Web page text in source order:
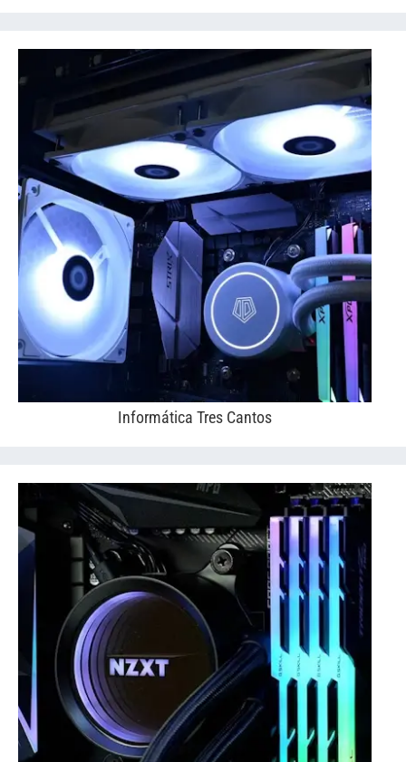
Informática Tres Cantos